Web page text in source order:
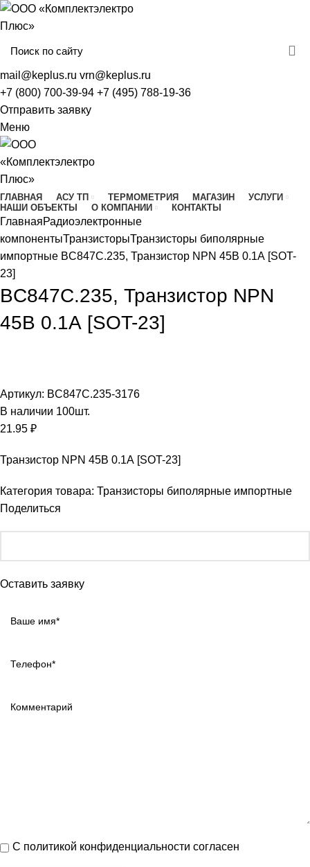
mail@keplus.ru vrn@keplus.ru
+7 (800) 700-39-94 +7 (495) 788-19-36
Отправить заявку
Меню
ГЛАВНАЯ АСУ ТП ТЕРМОМЕТРИЯ МАГАЗИН
УСЛУГИ
НАШИ ОБЪЕКТЫ
О КОМПАНИИ КОНТАКТЫ
ГлавнаяРадиоэлектронные
компонентыТранзисторыТранзисторы биполярные
импортные BC847C.235, Транзистор NPN 45В 0.1А [SOT-
23]
BC847C.235, Транзистор NPN
45В 0.1А [SOT-23]
Артикул: BC847C.235-3176
В наличии 100шт.
21.95 ₽
Транзистор NPN 45В 0.1А [SOT-23]
Категория товара: Транзисторы биполярные импортные
Поделиться
Оставить заявку
С политикой конфиденциальности согласен